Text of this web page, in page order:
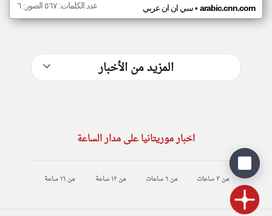
سي ان ان عربي• arabic.cnn.com عدد الكلمات: ٥٦٧ الصور: ٦
المزيد من الأخبار
اخبار موريتانيا على مدار الساعة
من ٣ ساعات من ٦ ساعات من ١٢ ساعة من ١٦ ساعة